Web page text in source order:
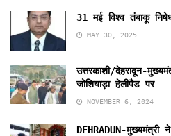
31 मई विश्व तंबाकू
MAY 30, 2025
उत्तरकाशी/देहरादून-
जोशियाड़ा हेलीपैड पर
NOVEMBER 6, 2024
DEHRADUN-